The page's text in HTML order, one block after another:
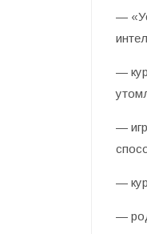
—
—
—
—
—